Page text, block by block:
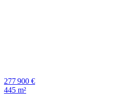
277 900 €
445 m²